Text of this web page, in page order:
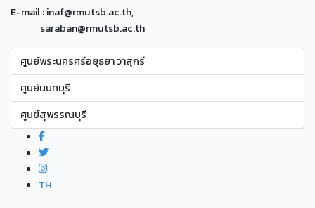
E-mail : inaf@rmutsb.ac.th,
saraban@rmutsb.ac.th
ศูนย์พระนครศรีอยุธยา วาสุกรี
ศูนย์นนทบุรี
ศูนย์สุพรรณบุรี
TH